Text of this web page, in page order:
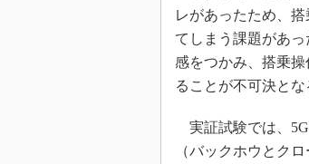
レがあったため、
てしまう課題があ
感をつかみ、搭乗
ることが不可決とな
実証試験では、
（バックホウとク